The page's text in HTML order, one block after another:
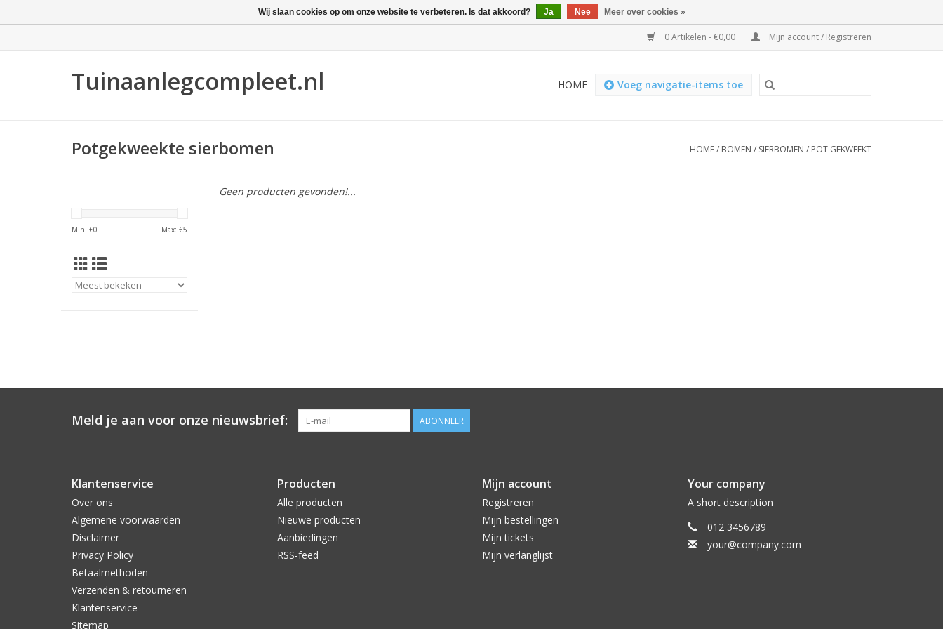
0 Artikelen - €0,00 Mijn account / Registreren
Tuinaanlegcompleet.nl
Stel logo in HOME Voeg navigatie-items toe
Potgekweekte sierbomen HOME/ BOMEN / SIERBOMEN / POT GEKWEEKT
Min: €0 Max: €5
Geen producten gevonden!...
Meld je aan voor onze nieuwsbrief: ABONNEER
Klantenservice
Over ons
Algemene voorwaarden
Disclaimer
Privacy Policy
Betaalmethoden
Verzenden & retourneren
Klantenservice
Sitemap
Producten
Alle producten
Nieuwe producten
Aanbiedingen
RSS-feed
Mijn account
Registreren
Mijn bestellingen
Mijn tickets
Mijn verlanglijst
Your company
A short description
012 3456789
your@company.com
Wij slaan cookies op om onze website te verbeteren. Is dat akkoord? Ja Nee Meer over cookies »